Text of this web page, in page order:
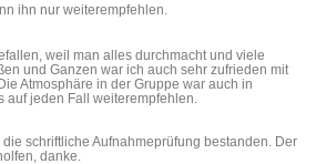
ihn nur weiterempfehlen.
weil man alles durchmacht und viele
und Ganzen war ich auch sehr zufrieden mit
Atmosphäre in der Gruppe war auch in
auf jeden Fall weiterempfehlen.
schriftliche Aufnahmeprüfung bestanden. Der
danke.